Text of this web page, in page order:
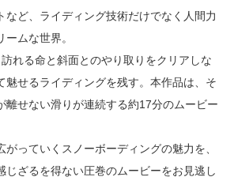
など、ライディング技術だけでなく人間力
ムな世界。
れる命と斜面とのやり取りをクリアしな
魅せるライディングを残す。本作品は、そ
離せない滑りが連続する約17分のムービー
がっていくスノーボーディングの魅力を、
じざるを得ない圧巻のムービーをお見逃し